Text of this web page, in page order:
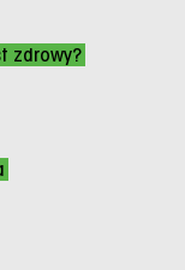
zdrowy?